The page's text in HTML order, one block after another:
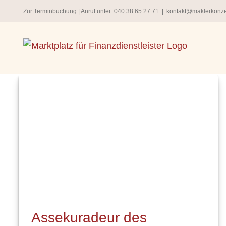
springen
Zur Terminbuchung | Anruf unter: 040 38 65 27 71
Assekuradeur des